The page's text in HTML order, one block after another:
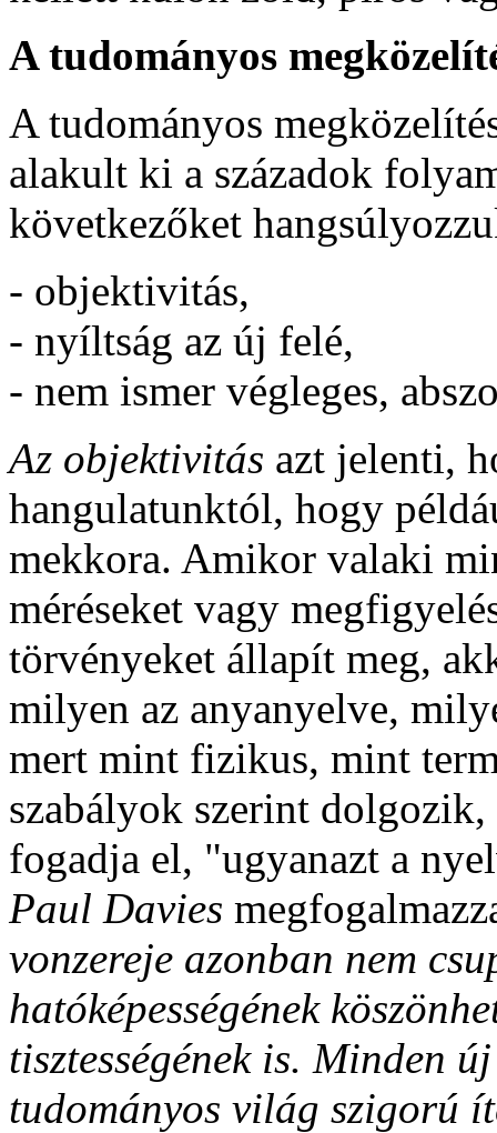
A tudományos
A tudományos
alakult ki a századok
következőket
- objektivitás,
- nyíltság az új felé,
- nem ismer végleges,
Az objektivitás azt jelenti,
hangulatunktól, hogy
mekkora. Amikor valaki
méréseket vagy
törvényeket állapít meg,
milyen az anyanyelve,
mert mint fizikus, mint
szabályok szerint
fogadja el, "ugyanazt a
Paul Davies
vonzereje azonban nem
hatóképességének
tisztességének is. Minden
tudományos világ szigorú